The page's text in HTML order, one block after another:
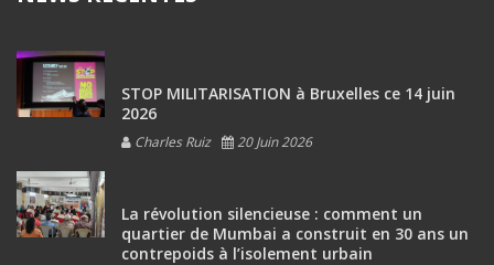
STOP MILITARISATION à Bruxelles ce 14 juin
2026
Charles Ruiz 20 Juin 2026
La révolution silencieuse : comment un
quartier de Mumbai a construit en 30 ans un
contrepoids à l’isolement urbain